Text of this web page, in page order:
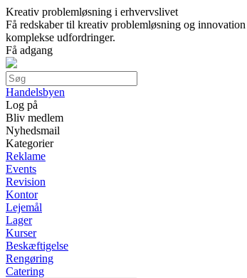
Kreativ problemløsning i erhvervslivet
Få redskaber til kreativ problemløsning og
komplekse udfordringer.
Få adgang
Handelsbyen
Log på
Bliv medlem
Nyhedsmail
Kategorier
Reklame
Events
Revision
Kontor
Lejemål
Lager
Kurser
Beskæftigelse
Rengøring
Catering